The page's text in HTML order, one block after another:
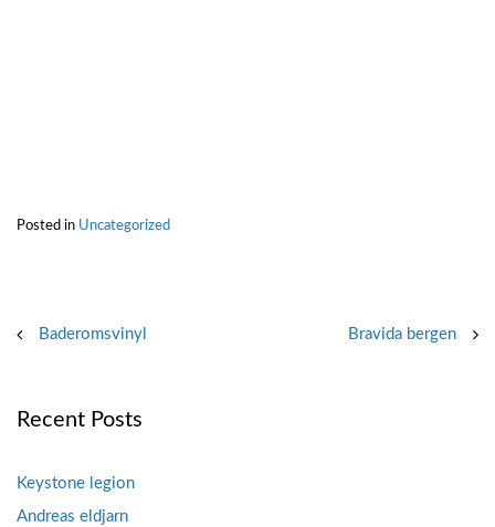
Posted in Uncategorized
PostBaderomsvinyl Bravida bergen
Recent Posts
Keystone legion
Andreas eldjarn